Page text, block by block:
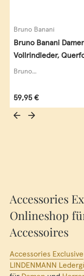
Bruno Banani
Bruno Banani
Vollrindleder,
Bruno...
Regulärer Preis:
59,95 €
Accessories
Onlineshop
Accessoires
Accessories Exclusive
LINDENMANN